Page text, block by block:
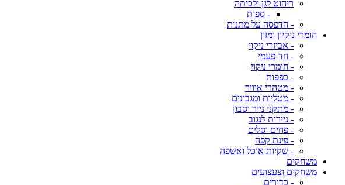
ריהוט לגן ולכיתה
- ספות
- הדפסה על מתנות
חומרי ניקיון ומזון
- אביזרי ניקוי
- חד-פעמי
- חומרי ניקוי
- כפפות
- מטהרי אוויר
- מטליות ומגבונים
- מתקני נייר וסבון
- ניירות לנגוב
- פחים וסלים
- פינת קפה
- שקיות אוכל ואשפה
משחקים
משחקים וצעצועים
- כדורים